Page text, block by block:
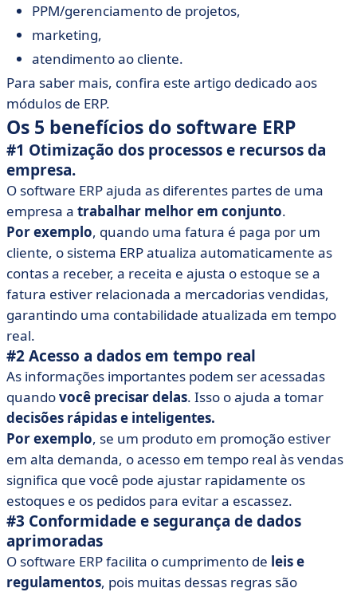
PPM/gerenciamento de projetos,
marketing,
atendimento ao cliente.
Para saber mais, confira este artigo dedicado aos
módulos de ERP.
Os 5 benefícios do software ERP
#1 Otimização dos processos e recursos da
empresa.
O software ERP ajuda as diferentes partes de uma
empresa a trabalhar melhor em conjunto.
Por exemplo, quando uma fatura é paga por um
cliente, o sistema ERP atualiza automaticamente as
contas a receber, a receita e ajusta o estoque se a
fatura estiver relacionada a mercadorias vendidas,
garantindo uma contabilidade atualizada em tempo
real.
#2 Acesso a dados em tempo real
As informações importantes podem ser acessadas
quandovocê precisar delas. Isso o ajuda a tomar
decisões rápidas e inteligentes.
Por exemplo, se um produto em promoção estiver
em alta demanda, o acesso em tempo real às vendas
significa que você pode ajustar rapidamente os
estoques e os pedidos para evitar a escassez.
#3 Conformidade e segurança de dados
aprimoradas
O software ERP facilita o cumprimento de leis e
regulamentos, pois muitas dessas regras são